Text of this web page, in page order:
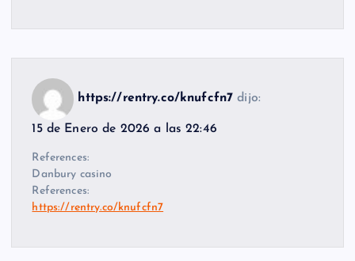
https://rentry.co/knufcfn7 dijo:
15 de Enero de 2026 a las 22:46
References:
Danbury casino
References:
https://rentry.co/knufcfn7